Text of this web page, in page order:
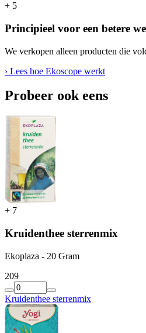
+ 5
Principieel voor een betere
We verkopen alleen producten die
› Lees hoe Ekoscope werkt
Probeer ook eens
+ 7
Kruidenthee sterrenmix
Ekoplaza - 20 Gram
209
Kruidenthee sterrenmix